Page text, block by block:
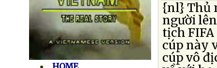
{nl} Thủ
người
tịch
cúp này
cúp vô